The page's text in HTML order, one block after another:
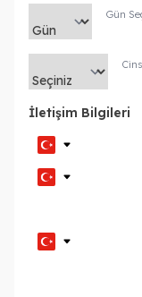
Gün
İletişim Bilgileri